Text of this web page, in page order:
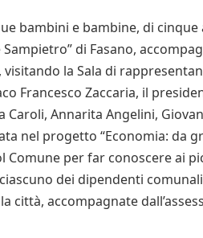
bambini e bambine, di
Sampietro” di Fasano,
visitando la Sala di
Francesco Zaccaria, il
Caroli, Annarita Angelini,
nel progetto “Economia: da
Comune per far conoscere ai
dei dipendenti
città, accompagnate